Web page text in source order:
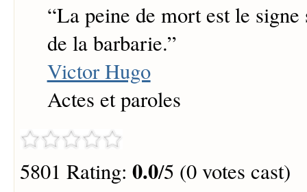
“La peine de mort est le
de la barbarie.”
Victor Hugo
Actes et paroles
5801 Rating: 0.0/5 (0 votes cast)